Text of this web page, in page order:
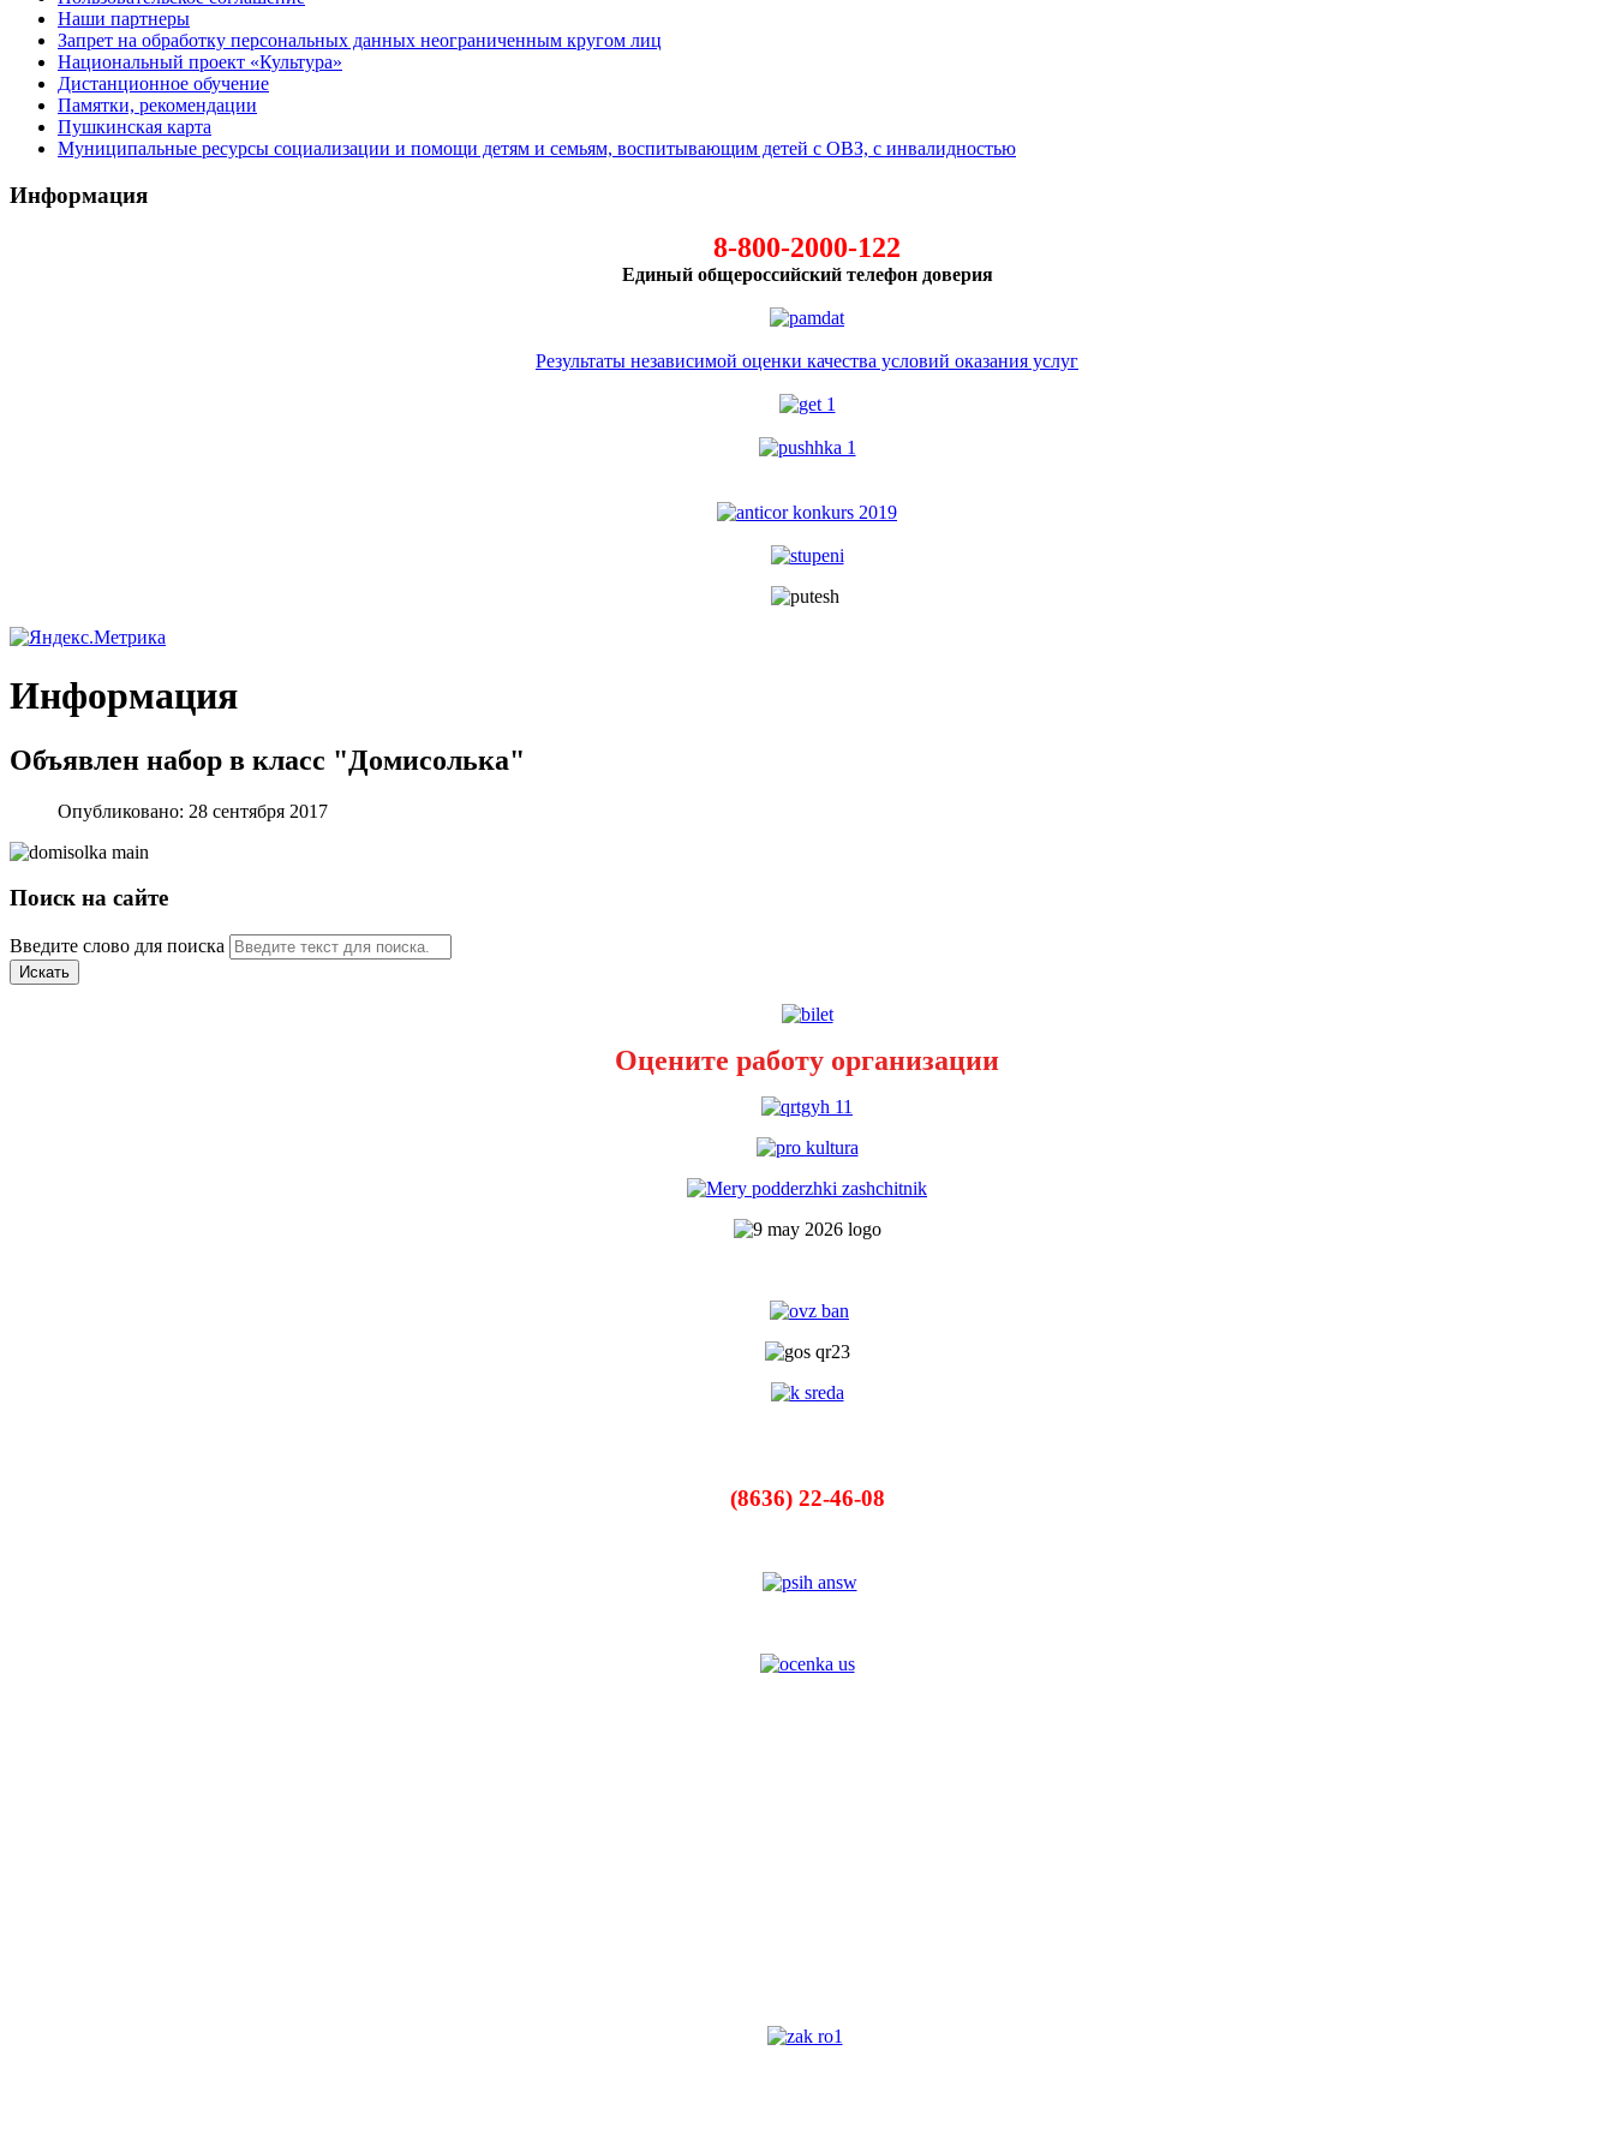
Наши партнеры
Запрет на обработку персональных данных неограниченным кругом лиц
Национальный проект «Культура»
Дистанционное обучение
Памятки, рекомендации
Пушкинская карта
Муниципальные ресурсы социализации и помощи детям и семьям, воспитывающим детей с ОВЗ, с инвалидностью
Информация
8-800-2000-122
Единый общероссийский телефон доверия
Результаты независимой оценки качества условий оказания услуг
Информация
Объявлен набор в класс "Домисолька"
Опубликовано: 28 сентября 2017
Поиск на сайте
Введите слово для поиска
Искать
Оцените работу организации
(8636) 22-46-08